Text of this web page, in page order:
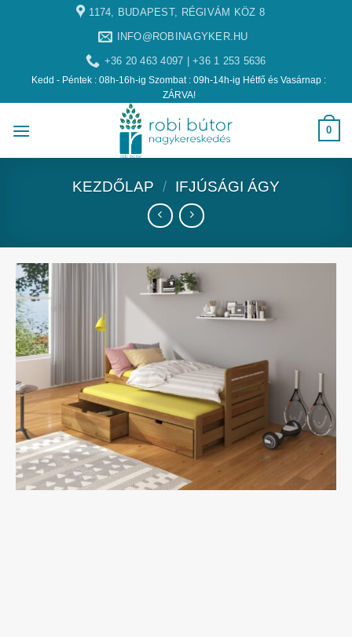
1174, BUDAPEST, RÉGIVÁM KÖZ 8
INFO@ROBINAGYKER.HU
+36 20 463 4097 | +36 1 253 5636
Kedd - Péntek : 08h-16h-ig Szombat : 09h-14h-ig Hétfő és Vasárnap :
ZÁRVA!
0
KEZDŐLAP / IFJÚSÁGI ÁGY